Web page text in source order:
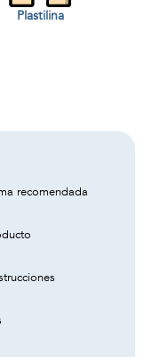
Plastilina
recomendada